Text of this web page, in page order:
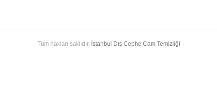
Tüm hakları saklıdır. İstanbul Dış Cephe Cam Temizliği